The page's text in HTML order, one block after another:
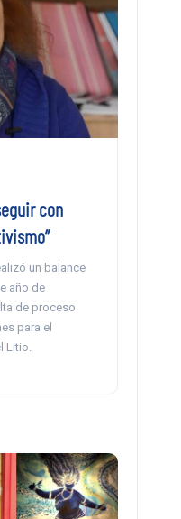
con
un balance
año de
de proceso
para el
Litio.